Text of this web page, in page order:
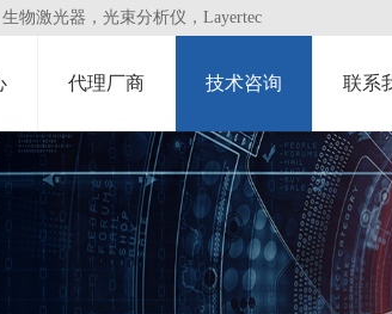
物激光器，光束分析仪，Layertec
代理厂商 技术咨询 联系